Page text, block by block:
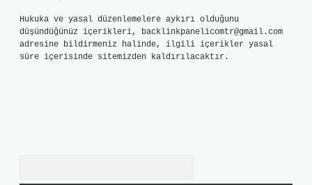
Hukuka ve yasal düzenlemelere aykırı olduğunu
düşündüğünüz içerikleri, backlinkpanelicomtr@gmail.com
adresine bildirmeniz halinde, ilgili içerikler yasal
süre içerisinde sitemizden kaldırılacaktır.